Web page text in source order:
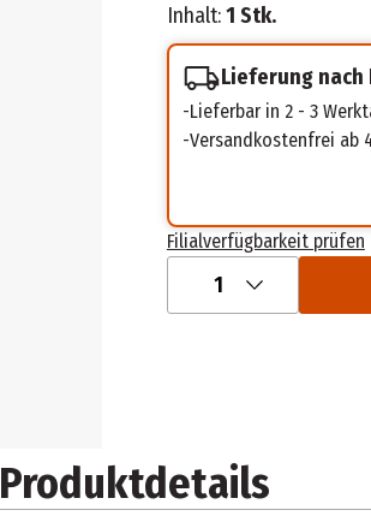
Inhalt:1 Stk.
Lieferung nach
Lieferbar in 2 - 3
Versandkostenfrei ab
Filialverfügbarkeit prüfen
1
Produktdetails